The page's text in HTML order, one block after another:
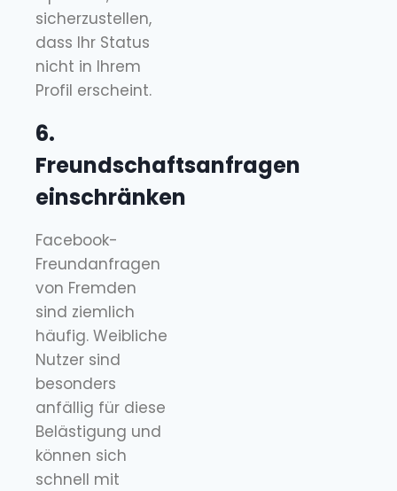
sicherzustellen,
dass Ihr Status
nicht in Ihrem
Profil erscheint.
6.
Freundschaftsanfragen
einschränken
Facebook-
Freundanfragen
von Fremden
sind ziemlich
häufig. Weibliche
Nutzer sind
besonders
anfällig für diese
Belästigung und
können sich
schnell mit